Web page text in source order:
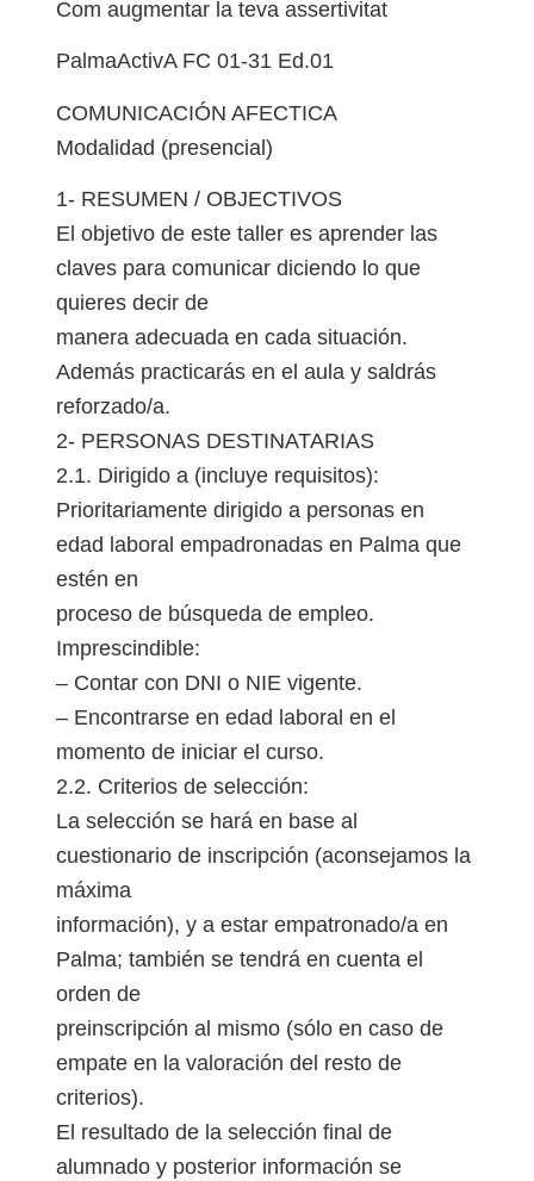
Com augmentar la teva assertivitat
PalmaActivA FC 01-31 Ed.01
COMUNICACIÓN AFECTICA
Modalidad (presencial)
1- RESUMEN / OBJECTIVOS
El objetivo de este taller es aprender las
claves para comunicar diciendo lo que
quieres decir de
manera adecuada en cada situación.
Además practicarás en el aula y saldrás
reforzado/a.
2- PERSONAS DESTINATARIAS
2.1. Dirigido a (incluye requisitos):
Prioritariamente dirigido a personas en
edad laboral empadronadas en Palma que
estén en
proceso de búsqueda de empleo.
Imprescindible:
– Contar con DNI o NIE vigente.
– Encontrarse en edad laboral en el
momento de iniciar el curso.
2.2. Criterios de selección:
La selección se hará en base al
cuestionario de inscripción (aconsejamos la
máxima
información), y a estar empatronado/a en
Palma; también se tendrá en cuenta el
orden de
preinscripción al mismo (sólo en caso de
empate en la valoración del resto de
criterios).
El resultado de la selección final de
alumnado y posterior información se